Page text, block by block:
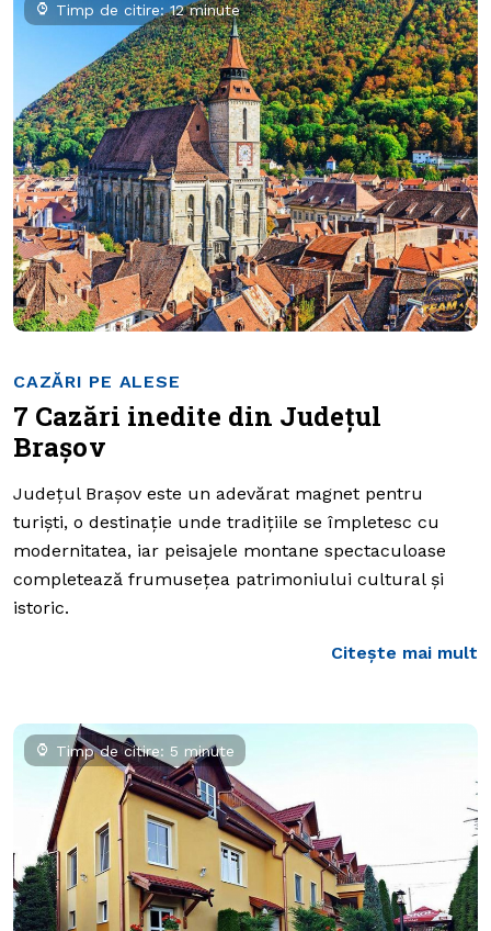
Timp de citire: 12 minute
CAZĂRI PE ALESE
7 Cazări inedite din Județul
Brașov
Județul Brașov este un adevărat magnet pentru
turiști, o destinație unde tradițiile se împletesc cu
modernitatea, iar peisajele montane spectaculoase
completează frumusețea patrimoniului cultural și
istoric.
Citește mai mult
Timp de citire: 5 minute